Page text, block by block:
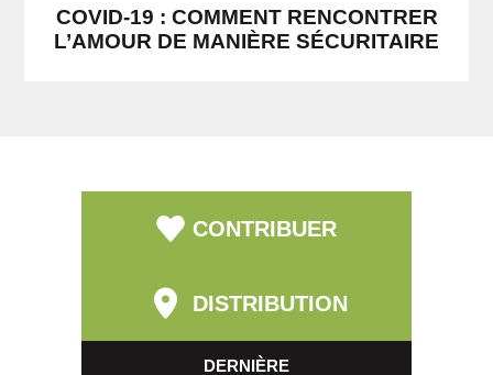
COVID-19 : COMMENT RENCONTRER
L’AMOUR DE MANIÈRE SÉCURITAIRE
CONTRIBUER
DISTRIBUTION
DERNIÈRE